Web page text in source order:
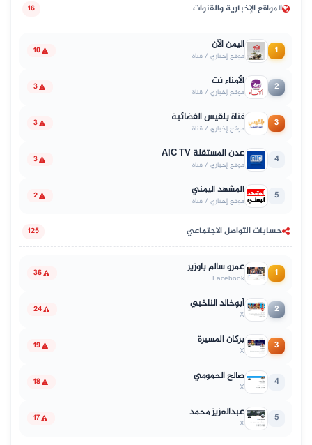
المواقع الإخبارية والقنوات 16
1 اليمن الآن
موقع إخباري / قناة 10
2 الأمناء نت
موقع إخباري / قناة 3
3 قناة بلقيس الفضائية
موقع إخباري / قناة 3
4 عدن المستقلة AIC TV
موقع إخباري / قناة 3
5 المشهد اليمني
موقع إخباري / قناة 2
حسابات التواصل الاجتماعي 125
1 عمرو سالم باوزير
Facebook
36
2 أبوخالد الناخبي
X
24
3 بركان المسيرة
X
19
4 صالح الحمومي
X
18
5 عبدالعزيز محمد
X
17